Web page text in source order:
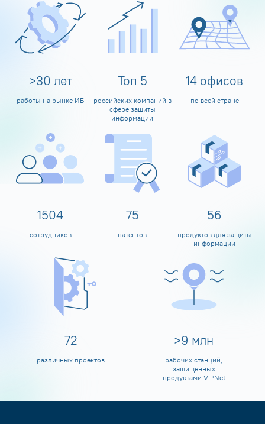
>30 лет
работы на рынке ИБ
Топ 5
российских компаний в
сфере защиты
информации
14 офисов
по всей стране
1600
сотрудников
80
патентов
60
продуктов для защиты
информации
80
различных проектов
>10 млн
рабочих станций,
защищенных
продуктами ViPNet